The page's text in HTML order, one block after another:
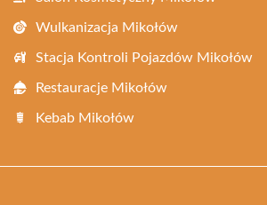
Wulkanizacja Mikołów
Stacja Kontroli Pojazdów Mikołów
Restauracje Mikołów
Kebab Mikołów